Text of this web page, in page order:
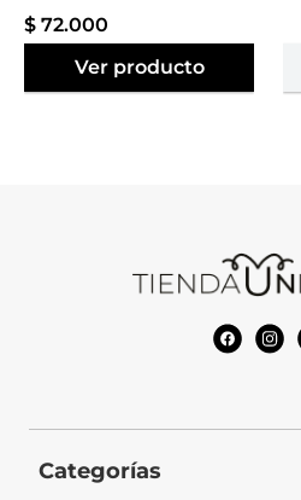
$ 72.000
Ver producto
Categorías